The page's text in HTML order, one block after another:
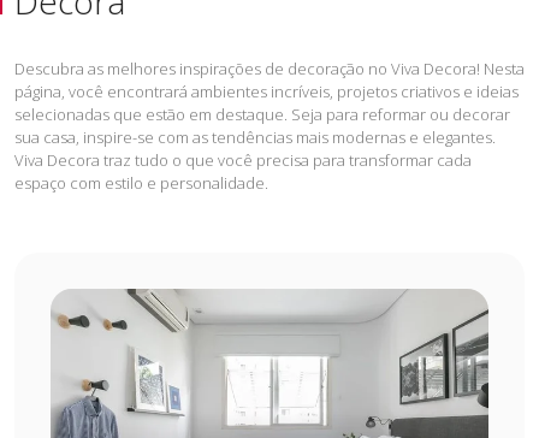
Descubra as melhores inspirações de decoração no Viva Decora! Nesta
página, você encontrará ambientes incríveis, projetos criativos e ideias
selecionadas que estão em destaque. Seja para reformar ou decorar
sua casa, inspire-se com as tendências mais modernas e elegantes.
Viva Decora traz tudo o que você precisa para transformar cada
espaço com estilo e personalidade.